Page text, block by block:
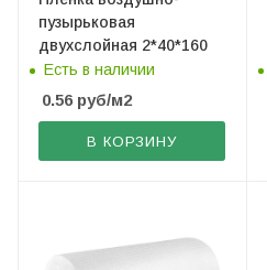
пузырьковая
двухслойная 2*40*160
Есть в наличии
0.56 руб/м2
В КОРЗИНУ